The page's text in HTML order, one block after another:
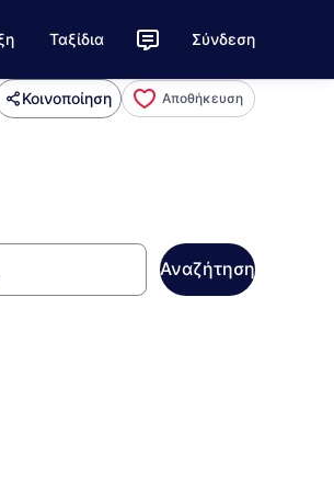
Ταξίδια Σύνδεση
Κοινοποίηση Αποθήκευση
Αναζήτηση